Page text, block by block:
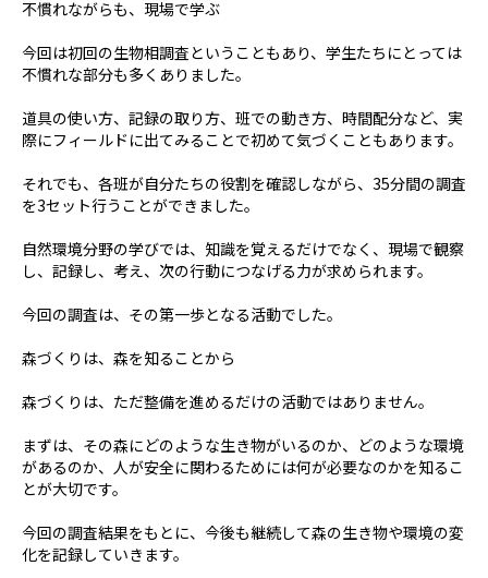
不慣れながらも、現場で学ぶ
今回は初回の生物相調査ということもあり、学生たちにとっては
不慣れな部分も多くありました。
道具の使い方、記録の取り方、班での動き方、時間配分など、実
際にフィールドに出てみることで初めて気づくこともあります。
それでも、各班が自分たちの役割を確認しながら、35分間の調査
を3セット行うことができました。
自然環境分野の学びでは、知識を覚えるだけでなく、現場で観察
し、記録し、考え、次の行動につなげる力が求められます。
今回の調査は、その第一歩となる活動でした。
森づくりは、森を知ることから
森づくりは、ただ整備を進めるだけの活動ではありません。
まずは、その森にどのような生き物がいるのか、どのような環境
があるのか、人が安全に関わるためには何が必要なのかを知るこ
とが大切です。
今回の調査結果をもとに、今後も継続して森の生き物や環境の変
化を記録していきます。